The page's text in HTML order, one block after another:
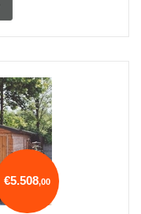
€5.508,00